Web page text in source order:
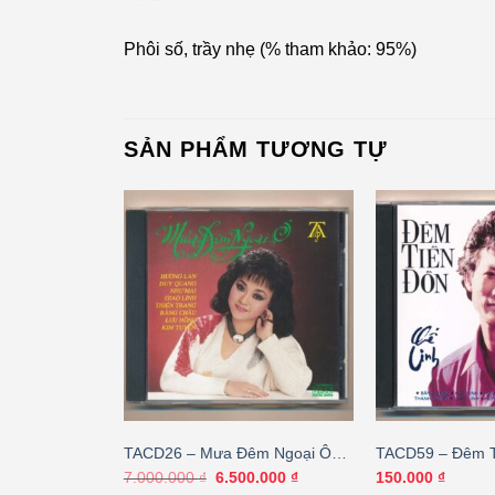
Phôi số, trầy nhẹ (% tham khảo: 95%)
SẢN PHẨM TƯƠNG TỰ
TACD26 – Mưa Đêm Ngoại Ô
(JVC, Trầy) KGTUS
7.000.000₫ Giá
6.500.000 ₫Giá
TACD59 – Đêm
150.000 ₫